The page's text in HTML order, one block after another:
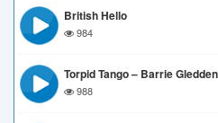
British Hello
984
Torpid Tango – Barrie
988